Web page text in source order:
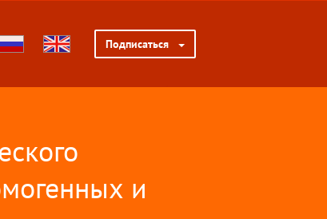
Подписаться
и